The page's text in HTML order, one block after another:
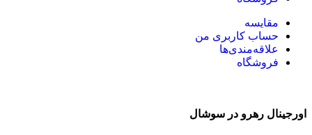
مقایسه
حساب کاربری من
علاقه‌مندی‌ها
فروشگاه
اورجینال رهرو در سوشال